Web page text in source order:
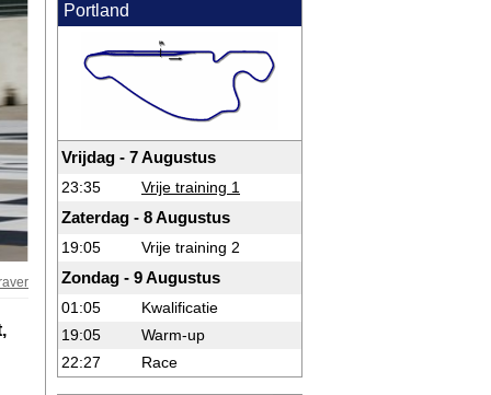
Portland
Vrijdag - 7 Augustus
23:35 Vrije training 1
Zaterdag - 8 Augustus
19:05 Vrije training 2
Zondag - 9 Augustus
01:05
Kwalificatie
19:05
Warm-up
22:27
Race